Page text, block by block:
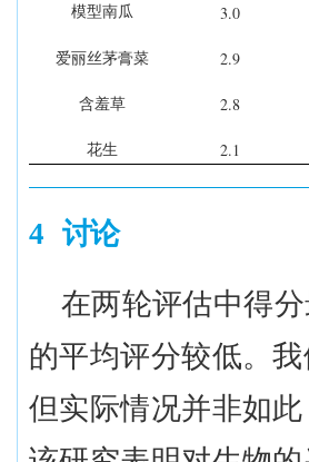
模型南瓜 3.0
爱丽丝茅膏菜 2.9
含羞草 2.8
花生 2.1
4 讨论
在两轮评估中得
的平均评分较低。
但实际情况并非如